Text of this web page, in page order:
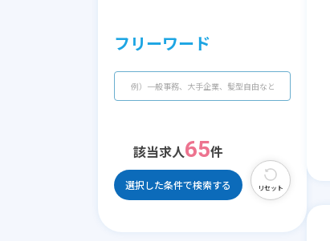
フリーワード
該当求人65件
選択した条件で検索する リセット